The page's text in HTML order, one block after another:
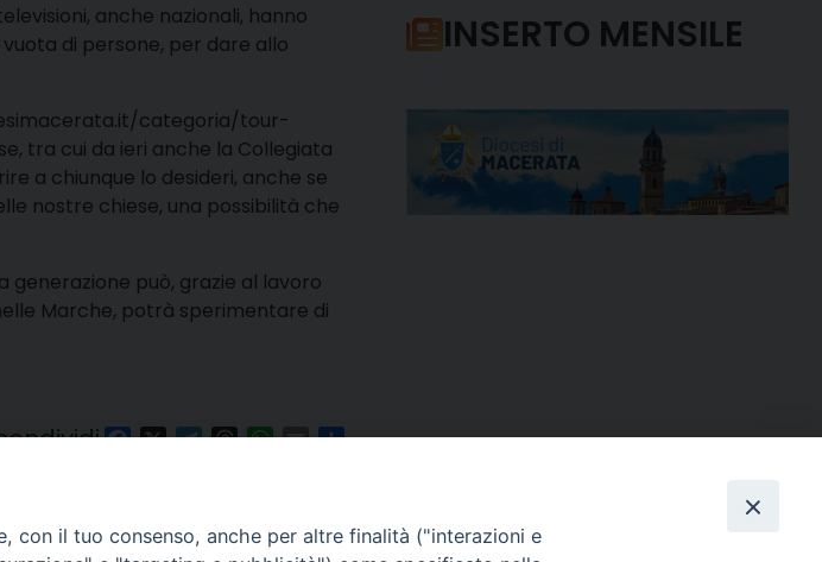
anche nazionali, hanno
di persone, per dare allo
categoria/tour-
tra cui da ieri anche la Collegiata
a chiunque lo desideri, anche se
nostre chiese, una possibilità che
generazione può, grazie al lavoro
Marche, potrà sperimentare di
Facebook
X Telegram
Threads
WhatsApp
EmailCondividi
INSERTO MENSILE
con il tuo consenso, anche per altre finalità ("interazioni e